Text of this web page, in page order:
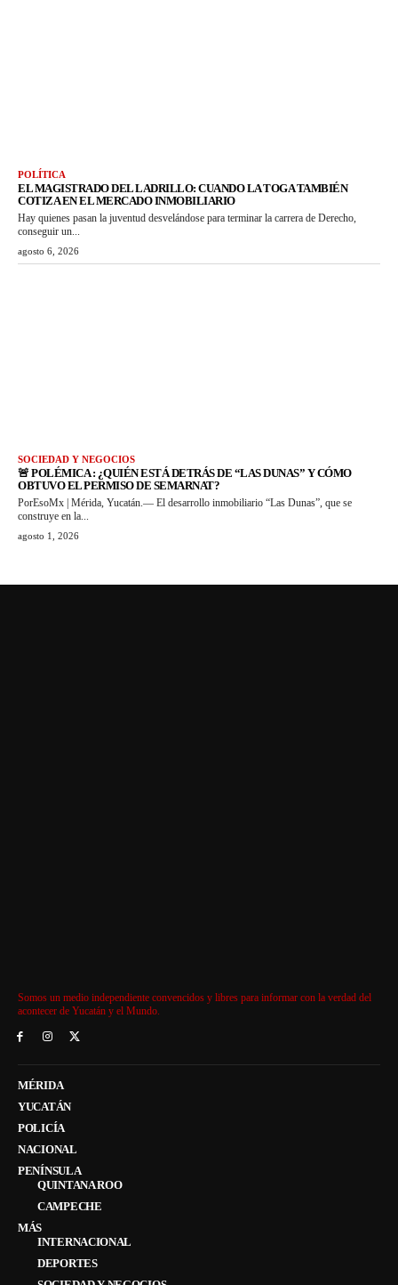
POLÍTICA
EL MAGISTRADO DEL LADRILLO: CUANDO LA TOGA TAMBIÉN
COTIZA EN EL MERCADO INMOBILIARIO
Hay quienes pasan la juventud desvelándose para terminar la carrera de Derecho,
conseguir un...
agosto 6, 2026
SOCIEDAD Y NEGOCIOS
🚨 POLÉMICA : ¿QUIÉN ESTÁ DETRÁS DE “LAS DUNAS” Y CÓMO
OBTUVO EL PERMISO DE SEMARNAT?
PorEsoMx | Mérida, Yucatán.— El desarrollo inmobiliario “Las Dunas”, que se
construye en la...
agosto 1, 2026
Somos un medio independiente convencidos y libres para informar con la verdad del
acontecer de Yucatán y el Mundo.
MÉRIDA
YUCATÁN
POLICÍA
NACIONAL
PENÍNSULA
QUINTANA ROO
CAMPECHE
MÁS
INTERNACIONAL
DEPORTES